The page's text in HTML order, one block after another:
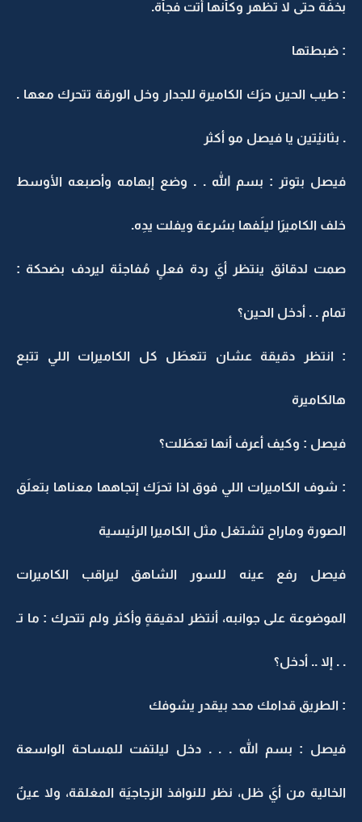
بخفَة حتى لا تظهر وكأنها أتت فجأة.
: ضبطتها
: طيب الحين حرَك الكاميرة للجدار وخل الورقة تتحرك معها .
. بثانيْتين يا فيصل مو أكثر
فيصل بتوتر : بسم الله . . وضع إبهامه وأصبعه الأوسط
خلف الكاميرَا ليلَفها بسُرعة ويفلت يدِه.
صمت لدقائق ينتظر أيَ ردة فعلٍ مُفاجئة ليردف بضحكة :
تمام . . أدخل الحين؟
: انتظر دقيقة عشان تتعطَل كل الكاميرات اللي تتبع
هالكاميرة
فيصل : وكيف أعرف أنها تعطَلت؟
: شوف الكاميرات اللي فوق اذا تحرَك إتجاهها معناها بتعلَق
الصورة وماراح تشتغل مثل الكاميرا الرئيسية
فيصل رفع عينه للسور الشاهق ليراقب الكاميرات
الموضوعة على جوانبه، أنتظر لدقيقةٍ وأكثر ولم تتحرك : ما تـ
. . إلا .. أدخل؟
: الطريق قدامك محد بيقدر يشوفك
فيصل : بسم الله . . . دخل ليلتفت للمساحة الواسعة
الخالية من أيَ ظل، نظر للنوافذ الزجاجيَة المغلقة، ولا عينٌ